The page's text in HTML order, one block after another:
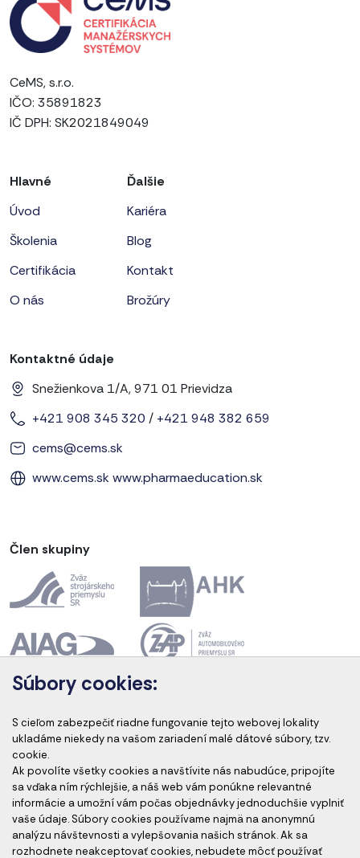
CeMS, s.r.o.
IČO: 35891823
IČ DPH: SK2021849049
Hlavné
Úvod
Školenia
Certifikácia
O nás
Ďalšie
Kariéra
Blog
Kontakt
Brožúry
Kontaktné údaje
Snežienkova 1/A, 971 01 Prievidza
+421 908 345 320 / +421 948 382 659
cems@cems.sk
www.cems.skwww.pharmaeducation.sk
Člen skupiny
Akreditácia kurzov
Akreditovaní audítori
Súbory cookies:
S cieľom zabezpečiť riadne fungovanie tejto webovej lokality
ukladáme niekedy na vašom zariadení malé dátové súbory, tzv.
cookie.
Ak povolíte všetky cookies a navštívite nás nabudúce, pripojíte
sa vďaka ním rýchlejšie, a náš web vám ponúkne relevantné
informácie a umožní vám počas objednávky jednoduchšie vyplniť
vaše údaje. Súbory cookies používame najmä na anonymnú
analýzu návštevnosti a vylepšovania našich stránok. Ak sa
rozhodnete neakceptovať cookies, nebudete môcť používať